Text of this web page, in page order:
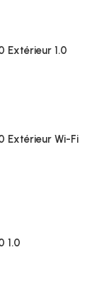
Extérieur 1.0
Extérieur Wi-Fi
1.0